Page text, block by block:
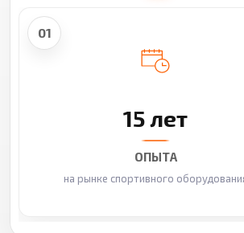
01
15 лет
ОПЫТА
на рынке спортивного